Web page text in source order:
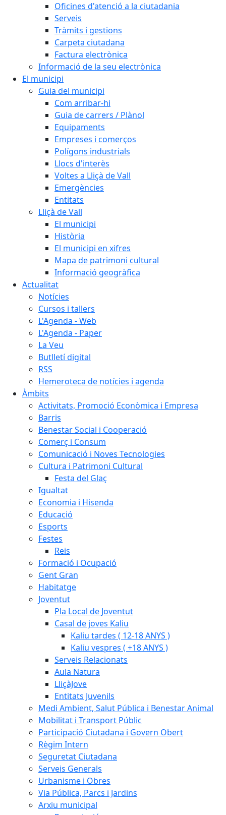
Oficines d'atenció a la ciutadania
Serveis
Tràmits i gestions
Carpeta ciutadana
Factura electrònica
Informació de la seu electrònica
El municipi
Guia del municipi
Com arribar-hi
Guia de carrers / Plànol
Equipaments
Empreses i comerços
Polígons industrials
Llocs d'interès
Voltes a Lliçà de Vall
Emergències
Entitats
Lliçà de Vall
El municipi
Història
El municipi en xifres
Mapa de patrimoni cultural
Informació geogràfica
Actualitat
Notícies
Cursos i tallers
L'Agenda - Web
L'Agenda - Paper
La Veu
Butlletí digital
RSS
Hemeroteca de notícies i agenda
Àmbits
Activitats, Promoció Econòmica i Empresa
Barris
Benestar Social i Cooperació
Comerç i Consum
Comunicació i Noves Tecnologies
Cultura i Patrimoni Cultural
Festa del Glaç
Igualtat
Economia i Hisenda
Educació
Esports
Festes
Reis
Formació i Ocupació
Gent Gran
Habitatge
Joventut
Pla Local de Joventut
Casal de joves Kaliu
Kaliu tardes ( 12-18 ANYS )
Kaliu vespres ( +18 ANYS )
Serveis Relacionats
Aula Natura
LliçàJove
Entitats Juvenils
Medi Ambient, Salut Pública i Benestar Animal
Mobilitat i Transport Públic
Participació Ciutadana i Govern Obert
Règim Intern
Seguretat Ciutadana
Serveis Generals
Urbanisme i Obres
Via Pública, Parcs i Jardins
Arxiu municipal